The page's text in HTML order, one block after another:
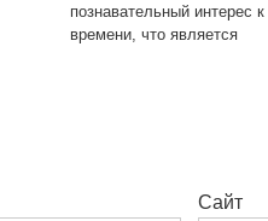
познавательный интерес
времени, что является
Сайт